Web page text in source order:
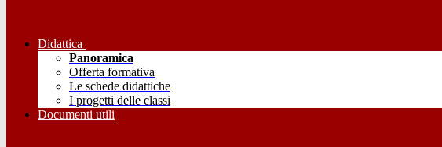
Didattica
Panoramica
Offerta formativa
Le schede didattiche
I progetti delle classi
Documenti utili